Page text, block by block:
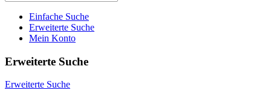
Einfache Suche
Erweiterte Suche
Mein Konto
Erweiterte Suche
Erweiterte Suche